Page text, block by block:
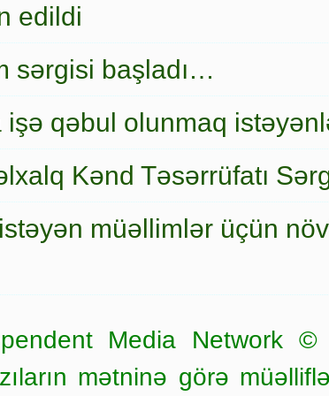
edildi
sərgisi başladı…
işə qəbul olunmaq
Kənd Təsərrüfatı
müəllimlər üçün
Media Network
mətninə görə